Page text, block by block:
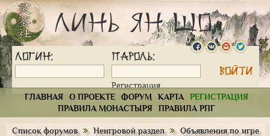
Линь Ян Шо
Логин: Пароль:
Регистрация
ГЛАВНАЯ
О ПРОЕКТЕ ФОРУМ КАРТА
РЕГИСТРАЦИЯ
ПРАВИЛА МОНАСТЫРЯ
ПРАВИЛА РПГ
Список форумов Неигровой раздел Объявления по игре